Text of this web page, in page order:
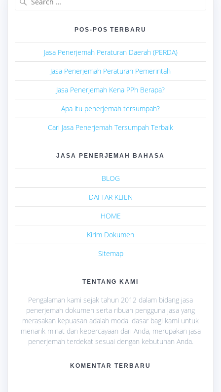
POS-POS TERBARU
Jasa Penerjemah Peraturan Daerah (PERDA)
Jasa Penerjemah Peraturan Pemerintah
Jasa Penerjemah Kena PPh Berapa?
Apa itu penerjemah tersumpah?
Cari Jasa Penerjemah Tersumpah Terbaik
JASA PENERJEMAH BAHASA
BLOG
DAFTAR KLIEN
HOME
Kirim Dokumen
Sitemap
TENTANG KAMI
Pengalaman kami sejak tahun 2012 dalam bidang jasa
penerjemah dokumen serta ribuan pengguna jasa yang
merasakan kepuasan adalah modal dasar bagi kami untuk
menarik minat dan kepercayaan dari Anda, merupakan jasa
penerjemah terdekat sesuai dengan kebutuhan Anda.
KOMENTAR TERBARU